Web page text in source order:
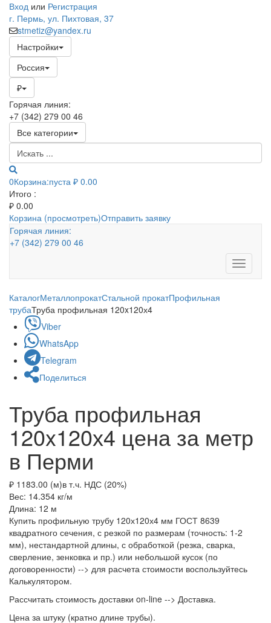
Вход или Регистрация
г. Пермь, ул. Пихтовая, 37
stmetiz@yandex.ru
Настройки
Россия
₽
Горячая линия:
+7 (342) 279 00 46
Все категории
0Корзина:пуста ₽ 0.00
Итого :
₽ 0.00
Корзина (просмотреть)Отправить заявку
Горячая линия:
+7 (342) 279 00 46
Toggle
КаталогМеталлопрокатСтальной прокатПрофильная
трубаТруба профильная 120x120х4
Viber
WhatsApp
Telegram
Поделиться
Труба профильная
120x120х4 цена за метр
в Перми
₽ 1183.00 (м)в т.ч. НДС (20%)
Вес: 14.354 кг/м
Длина: 12 м
Купить профильную трубу 120х120х4 мм ГОСТ 8639
квадратного сечения, с резкой по размерам (точность: 1-2
мм), нестандартной длины, с обработкой (резка, сварка,
сверление, зенковка и пр.) или небольшой кусок (по
договоренности) --> для расчета стоимости воспользуйтесь
Калькулятором.
Рассчитать стоимость доставки on-line --> Доставка.
Цена за штуку (кратно длине трубы).